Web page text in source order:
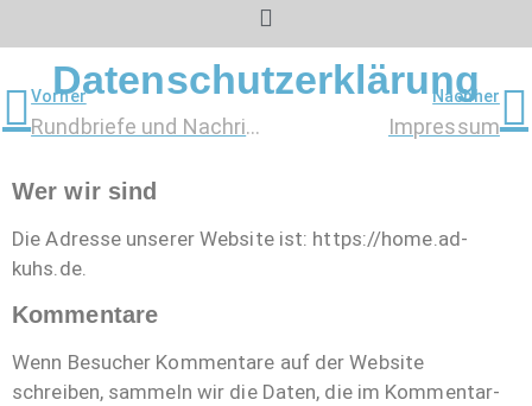
Datenschutzerklärung
Vorher
Rundbriefe und Nachrichten von A&D
Nachher
Impressum
Wer wir sind
Die Adresse unserer Website ist: https://home.ad-
kuhs.de.
Kommentare
Wenn Besucher Kommentare auf der Website
schreiben, sammeln wir die Daten, die im Kommentar-